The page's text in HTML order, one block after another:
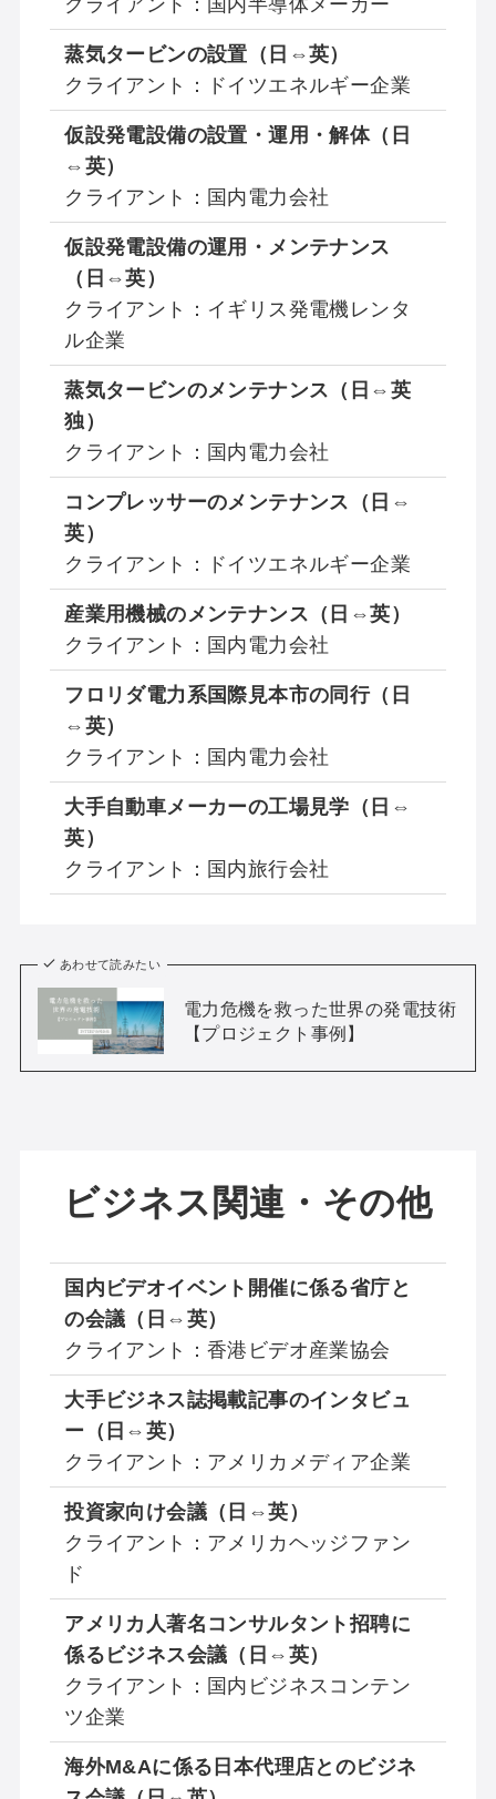
クライアント：国内半導体メーカー
蒸気タービンの設置（日⇔英）
クライアント：ドイツエネルギー企業
仮設発電設備の設置・運用・解体（日
⇔英）
クライアント：国内電力会社
仮設発電設備の運用・メンテナンス
（日⇔英）
クライアント：イギリス発電機レンタ
ル企業
蒸気タービンのメンテナンス（日⇔英
独）
クライアント：国内電力会社
コンプレッサーのメンテナンス（日⇔
英）
クライアント：ドイツエネルギー企業
産業用機械のメンテナンス（日⇔英）
クライアント：国内電力会社
フロリダ電力系国際見本市の同行（日
⇔英）
クライアント：国内電力会社
大手自動車メーカーの工場見学（日⇔
英）
クライアント：国内旅行会社
あわせて読みたい
電力危機を救った世界の発電技術
【プロジェクト事例】
ビジネス関連・その他
国内ビデオイベント開催に係る省庁と
の会議（日⇔英）
クライアント：香港ビデオ産業協会
大手ビジネス誌掲載記事のインタビュ
ー（日⇔英）
クライアント：アメリカメディア企業
投資家向け会議（日⇔英）
クライアント：アメリカヘッジファン
ド
アメリカ人著名コンサルタント招聘に
係るビジネス会議（日⇔英）
クライアント：国内ビジネスコンテン
ツ企業
海外M&Aに係る日本代理店とのビジネ